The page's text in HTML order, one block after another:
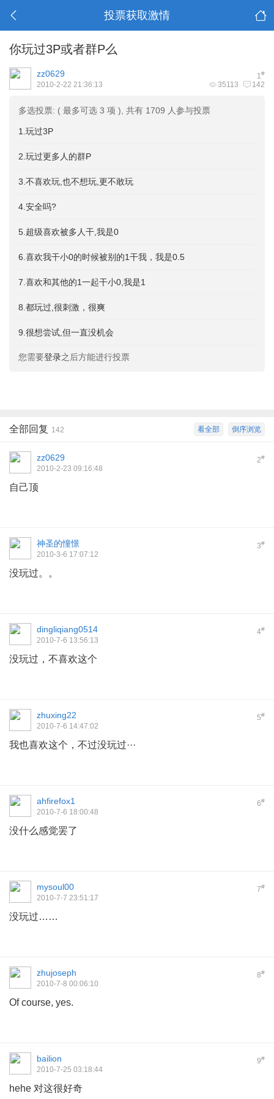
投票获取激情
你玩过3P或者群P么
1#
zz0629
35113 142
2010-2-22 21:36:13
多选投票: ( 最多可选 3 项 ), 共有 1709 人参与投票
1.玩过3P
2.玩过更多人的群P
3.不喜欢玩,也不想玩,更不敢玩
4.安全吗?
5.超级喜欢被多人干,我是0
6.喜欢我干小0的时候被别的1干我，我是0.5
7.喜欢和其他的1一起干小0,我是1
8.都玩过,很刺激，很爽
9.很想尝试,但一直没机会
您需要登录之后方能进行投票
倒序浏览
看全部
全部回复 142
2#
zz0629
2010-2-23 09:16:48
自己顶
3#
神圣的憧憬
2010-3-6 17:07:12
没玩过。。
4#
dingliqiang0514
2010-7-6 13:56:13
没玩过，不喜欢这个
5#
zhuxing22
2010-7-6 14:47:02
我也喜欢这个，不过没玩过···
6#
ahfirefox1
2010-7-6 18:00:48
没什么感觉罢了
7#
mysoul00
2010-7-7 23:51:17
没玩过……
8#
zhujoseph
2010-7-8 00:06:10
Of course, yes.
9#
bailion
2010-7-25 03:18:44
hehe 对这很好奇